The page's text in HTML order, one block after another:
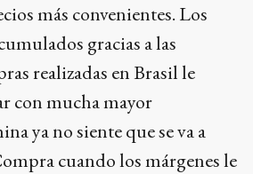
más convenientes. Los
gracias a las
realizadas en Brasil le
con mucha mayor
ya no siente que se va a
cuando los márgenes le